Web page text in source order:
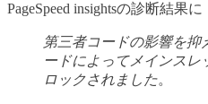
PageSpeed insightsの診断結果に
第三者コードの影響を抑
ードによってメインス
ロックされました。